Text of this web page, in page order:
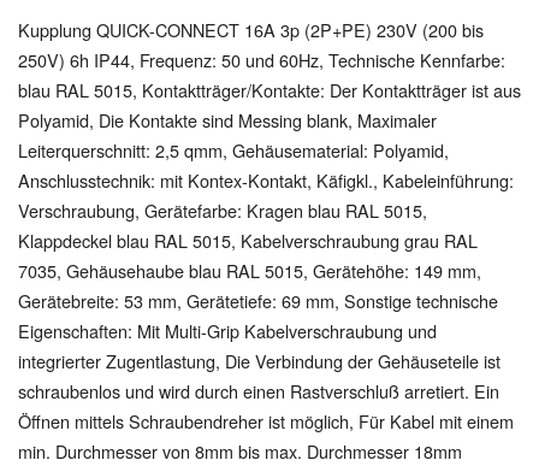
Kupplung QUICK-CONNECT 16A 3p (2P+PE) 230V (200 bis
250V) 6h IP44, Frequenz: 50 und 60Hz, Technische Kennfarbe:
blau RAL 5015, Kontaktträger/Kontakte: Der Kontaktträger ist aus
Polyamid, Die Kontakte sind Messing blank, Maximaler
Leiterquerschnitt: 2,5 qmm, Gehäusematerial: Polyamid,
Anschlusstechnik: mit Kontex-Kontakt, Käfigkl., Kabeleinführung:
Verschraubung, Gerätefarbe: Kragen blau RAL 5015,
Klappdeckel blau RAL 5015, Kabelverschraubung grau RAL
7035, Gehäusehaube blau RAL 5015, Gerätehöhe: 149 mm,
Gerätebreite: 53 mm, Gerätetiefe: 69 mm, Sonstige technische
Eigenschaften: Mit Multi-Grip Kabelverschraubung und
integrierter Zugentlastung, Die Verbindung der Gehäuseteile ist
schraubenlos und wird durch einen Rastverschluß arretiert. Ein
Öffnen mittels Schraubendreher ist möglich, Für Kabel mit einem
min. Durchmesser von 8mm bis max. Durchmesser 18mm